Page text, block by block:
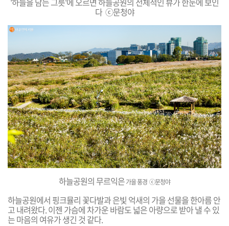
다 ⓒ문청야
하늘공원의 무르익은가을 풍경 ⓒ문청야
하늘공원에서 핑크뮬리 꽃다발과 은빛 억새의 가을 선물을 한아름 안
고 내려왔다. 이젠 가슴에 차가운 바람도 넓은 아량으로 받아 낼 수 있
는 마음의 여유가 생긴 것 같다.